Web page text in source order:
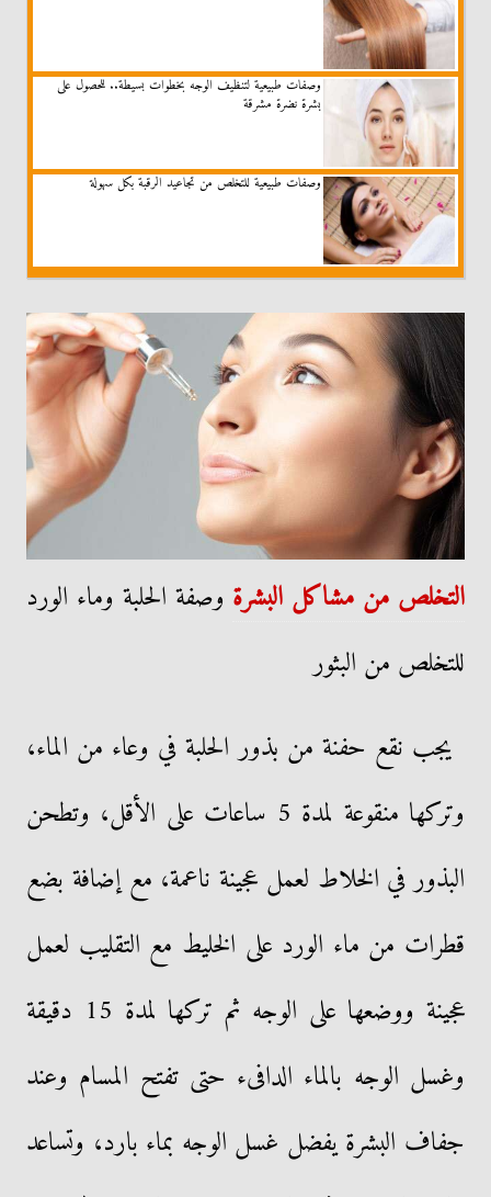
وصفات طبيعية لتنظيف الوجه بخطوات بسيطة.. للحصول على
بشرة نضرة مشرقة
وصفات طبيعية للتخلص من تجاعيد الرقبة بكل سهولة
التخلص من مشاكل البشرة وصفة الحلبة وماء الورد
للتخلص من البثور
يجب نقع حفنة من بذور الحلبة في وعاء من الماء،
وتركها منقوعة لمدة 5 ساعات على الأقل، وتطحن
البذور في الخلاط لعمل عجينة ناعمة، مع إضافة بضع
قطرات من ماء الورد على الخليط مع التقليب لعمل
عجينة ووضعها على الوجه ثم تركها لمدة 15 دقيقة
وغسل الوجه بالماء الدافىء حتى تفتح المسام وعند
جفاف البشرة يفضل غسل الوجه بماء بارد، وتساعد